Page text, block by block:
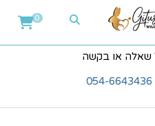
שאלה או בקשה
054-6643436
0